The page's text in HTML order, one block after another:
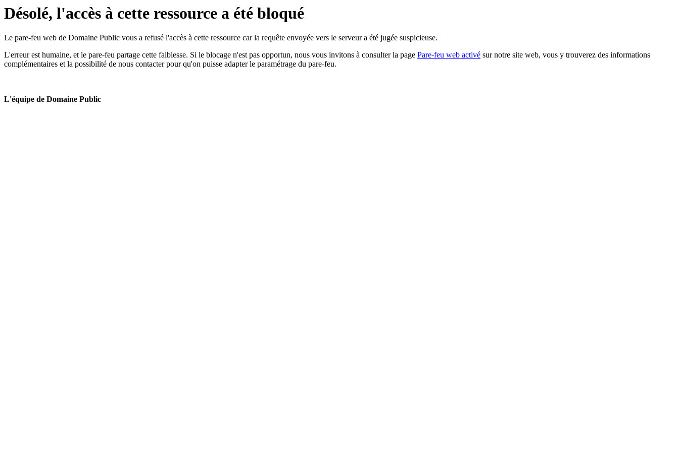
Désolé, l'accès à cette ressource a été bloqué
Le pare-feu web de Domaine Public vous a refusé l'accès à cette ressource car la requête envoyée vers le serveur a été jugée suspicieuse.
L'erreur est humaine, et le pare-feu partage cette faiblesse. Si le blocage n'est pas opportun, nous vous invitons à consulter la page Pare-feu web activé sur notre site web, vous y trouverez des informations
complémentaires et la possibilité de nous contacter pour qu'on puisse adapter le paramétrage du pare-feu.
L'équipe de Domaine Public